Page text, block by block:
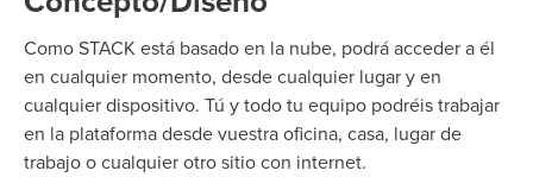
Como STACK está basado en la nube, podrá acceder a él
en cualquier momento, desde cualquier lugar y en
cualquier dispositivo. Tú y todo tu equipo podréis trabajar
en la plataforma desde vuestra oficina, casa, lugar de
trabajo o cualquier otro sitio con internet.